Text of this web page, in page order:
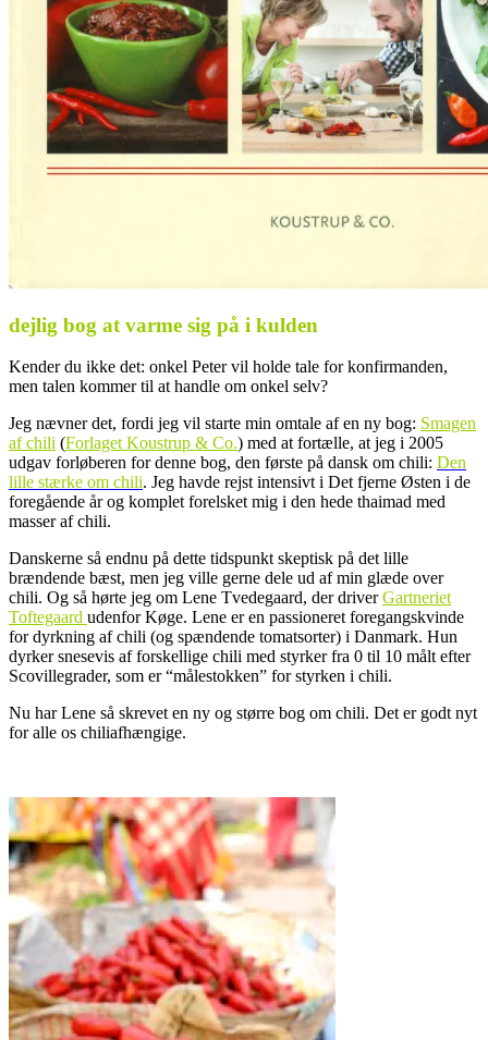
dejlig bog at varme sig på i kulden
Kender du ikke det: onkel Peter vil holde tale for konfirmanden,
men talen kommer til at handle om onkel selv?
Jeg nævner det, fordi jeg vil starte min omtale af en ny bog: Smagen
af chili (Forlaget Koustrup & Co.) med at fortælle, at jeg i 2005
udgav forløberen for denne bog, den første på dansk om chili: Den
lille stærke om chili. Jeg havde rejst intensivt i Det fjerne Østen i de
foregående år og komplet forelsket mig i den hede thaimad med
masser af chili.
Danskerne så endnu på dette tidspunkt skeptisk på det lille
brændende bæst, men jeg ville gerne dele ud af min glæde over
chili. Og så hørte jeg om Lene Tvedegaard, der driverGartneriet
Toftegaard udenfor Køge. Lene er en passioneret foregangskvinde
for dyrkning af chili (og spændende tomatsorter) i Danmark. Hun
dyrker snesevis af forskellige chili med styrker fra 0 til 10 målt efter
Scovillegrader, som er “målestokken” for styrken i chili.
Nu har Lene så skrevet en ny og større bog om chili. Det er godt nyt
for alle os chiliafhængige.